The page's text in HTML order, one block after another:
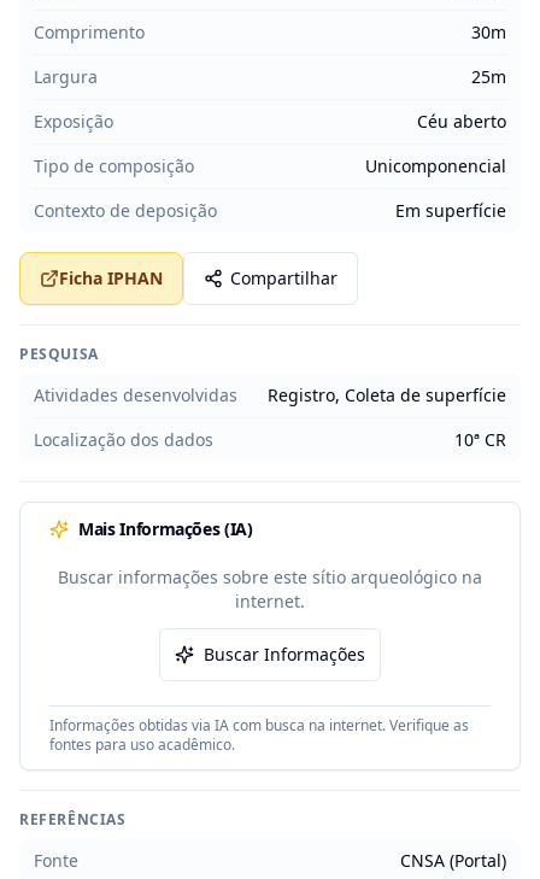
Comprimento
30m
Largura
25m
Exposição
Céu aberto
Tipo de composição
Unicomponencial
Contexto de deposição
Em superfície
Ficha IPHAN Compartilhar
PESQUISA
Atividades desenvolvidas
Registro, Coleta de superfície
Localização dos dados
10ª CR
Mais Informações (IA)
Buscar informações sobre este sítio arqueológico na
internet.
Buscar Informações
Informações obtidas via IA com busca na internet. Verifique as
fontes para uso acadêmico.
REFERÊNCIAS
Fonte CNSA (Portal)